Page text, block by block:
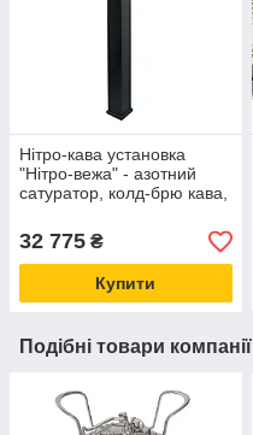
Нітро-кава установка
"Нітро-вежа" - азотний
сатуратор, колд-брю кава,
32 775 ₴
Купити
Подібні товари компанії